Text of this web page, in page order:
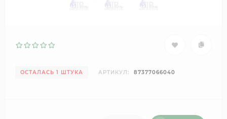
ОСТАЛАСЬ 1 ШТУКА АРТИКУЛ: 87377066040